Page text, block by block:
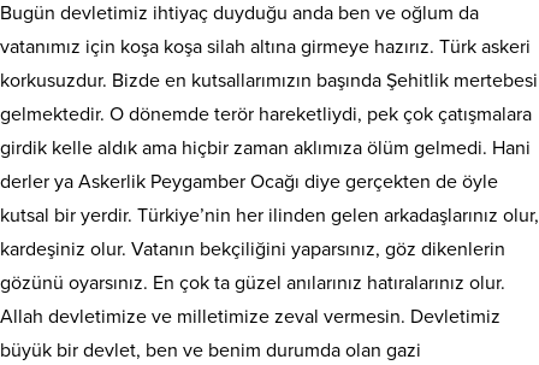
Bugün devletimiz ihtiyaç duyduğu anda ben ve oğlum da
vatanımız için koşa koşa silah altına girmeye hazırız. Türk askeri
korkusuzdur. Bizde en kutsallarımızın başında Şehitlik mertebesi
gelmektedir. O dönemde terör hareketliydi, pek çok çatışmalara
girdik kelle aldık ama hiçbir zaman aklımıza ölüm gelmedi. Hani
derler ya Askerlik Peygamber Ocağı diye gerçekten de öyle
kutsal bir yerdir. Türkiye’nin her ilinden gelen arkadaşlarınız olur,
kardeşiniz olur. Vatanın bekçiliğini yaparsınız, göz dikenlerin
gözünü oyarsınız. En çok ta güzel anılarınız hatıralarınız olur.
Allah devletimize ve milletimize zeval vermesin. Devletimiz
büyük bir devlet, ben ve benim durumda olan gazi